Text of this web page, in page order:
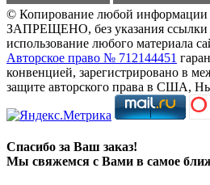
© Копирование любой
ЗАПРЕЩЕНО, без указания ссылки
использование любого материала
Авторское право № 712144451
конвенцией, зарегистрировано в
защите авторского права в США,
Спасибо за Ваш заказ!
Мы свяжемся с Вами в самое